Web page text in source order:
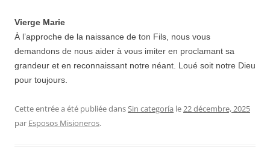
Vierge Marie
À l’approche de la naissance de ton Fils, nous vous
demandons de nous aider à vous imiter en proclamant sa
grandeur et en reconnaissant notre néant. Loué soit notre Dieu
pour toujours.
Cette entrée a été publiée dansSin categoría le22 décembre, 2025
par Esposos Misioneros.